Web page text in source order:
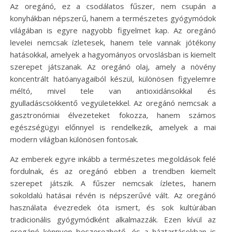
Az oregánó, ez a csodálatos fűszer, nem csupán a
konyhákban népszerű, hanem a természetes gyógymódok
világában is egyre nagyobb figyelmet kap. Az oregánó
levelei nemcsak ízletesek, hanem tele vannak jótékony
hatásokkal, amelyek a hagyományos orvoslásban is kiemelt
szerepet játszanak. Az oregánó olaj, amely a növény
koncentrált hatóanyagaiból készül, különösen figyelemre
méltó, mivel tele van antioxidánsokkal és
gyulladáscsökkentő vegyületekkel. Az oregánó nemcsak a
gasztronómiai élvezeteket fokozza, hanem számos
egészségügyi előnnyel is rendelkezik, amelyek a mai
modern világban különösen fontosak.
Az emberek egyre inkább a természetes megoldások felé
fordulnak, és az oregánó ebben a trendben kiemelt
szerepet játszik. A fűszer nemcsak ízletes, hanem
sokoldalú hatásai révén is népszerűvé vált. Az oregánó
használata évezredek óta ismert, és sok kultúrában
tradicionális gyógymódként alkalmazzák. Ezen kívül az